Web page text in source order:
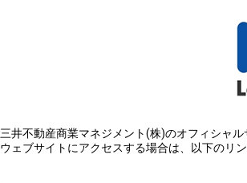
三井不動産商業マネジメント(株)のオフィシャ
ウェブサイトにアクセスする場合は、以下のリ